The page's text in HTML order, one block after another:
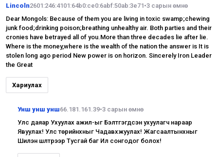
Lincoln2601:246:4101:64b0:ce0:6abf:50ab:3e71•3 сарын өмнө
Dear Mongols: Because of them you are living in toxic swamp;chewing
junk food;drinking poison;breathing unhealthy air. Both parties and their
cronies have betrayed all of you.More than three decades lie after lie.
Where is the money,where is the wealth of the nation the answer is It is
stolen long ago period New power is on horizon. Sincerely Iron Leader
the Great
Хариулах
Унш унш унш66.181.161.39•3 сарын өмнө
Улс даяар Ухуулах ажил-ыг Бэлтгэгдсэн ухуулагч нараар
Явуулах! Улс төрийнхныг Чадавхжуулах! Жагсаалтынхныг
Шилэн шүүлтүүрээр Тусгай баг Ил сонгодог болох!